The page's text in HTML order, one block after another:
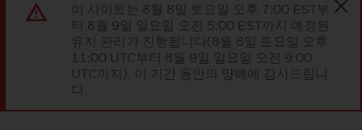
이 사이트는 8월 8일 토요일 오후 7:00 EST부
터 8월 9일 일요일 오전 5:00 EST까지 예정된
유지 관리가 진행됩니다(8월 8일 토요일 오후
11:00 UTC부터 8월 9일 일요일 오전 9:00
UTC까지). 이 기간 동안의 양해에 감사드립니
다.